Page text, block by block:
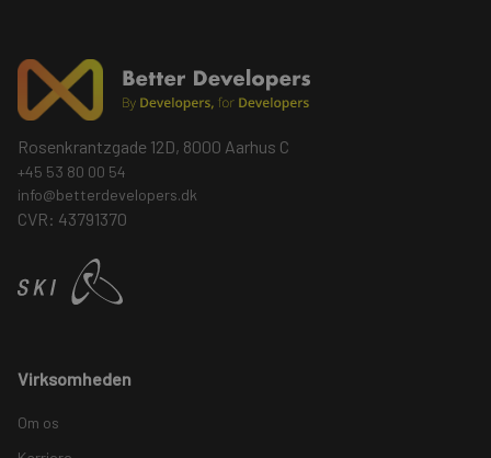
Rosenkrantzgade 12D, 8000 Aarhus C
+45 53 80 00 54
info@betterdevelopers.dk
CVR: 43791370
Virksomheden
Om os